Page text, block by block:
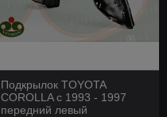
Подкрылок TOYOTA
COROLLA с 1993 - 1997
передний левый